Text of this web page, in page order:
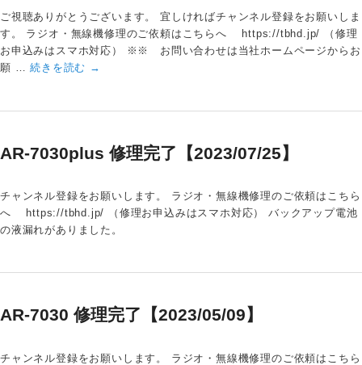
ご視聴ありがとうございます。 宜しければチャンネル登録をお願いしま
す。 ラジオ・無線機修理のご依頼はこちらへ https://tbhd.jp/ （修理
お申込みはスマホ対応） ※※ お問い合わせは当社ホームページからお
願 …続きを読む →
AR-7030plus 修理完了【2023/07/25】
チャンネル登録をお願いします。 ラジオ・無線機修理のご依頼はこちら
へ https://tbhd.jp/ （修理お申込みはスマホ対応） バックアップ電池
の液漏れがありました。
AR-7030 修理完了【2023/05/09】
チャンネル登録をお願いします。 ラジオ・無線機修理のご依頼はこちら